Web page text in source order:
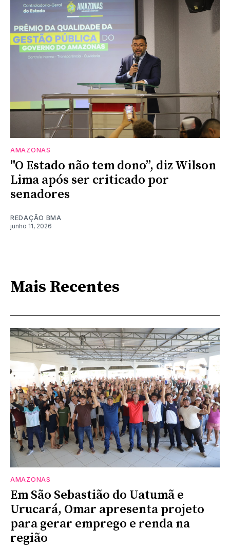
AMAZONAS
"O Estado não tem dono”, diz Wilson
Lima após ser criticado por
senadores
REDAÇÃO BMA
junho 11, 2026
Mais Recentes
AMAZONAS
Em São Sebastião do Uatumã e
Urucará, Omar apresenta projeto
para gerar emprego e renda na
região